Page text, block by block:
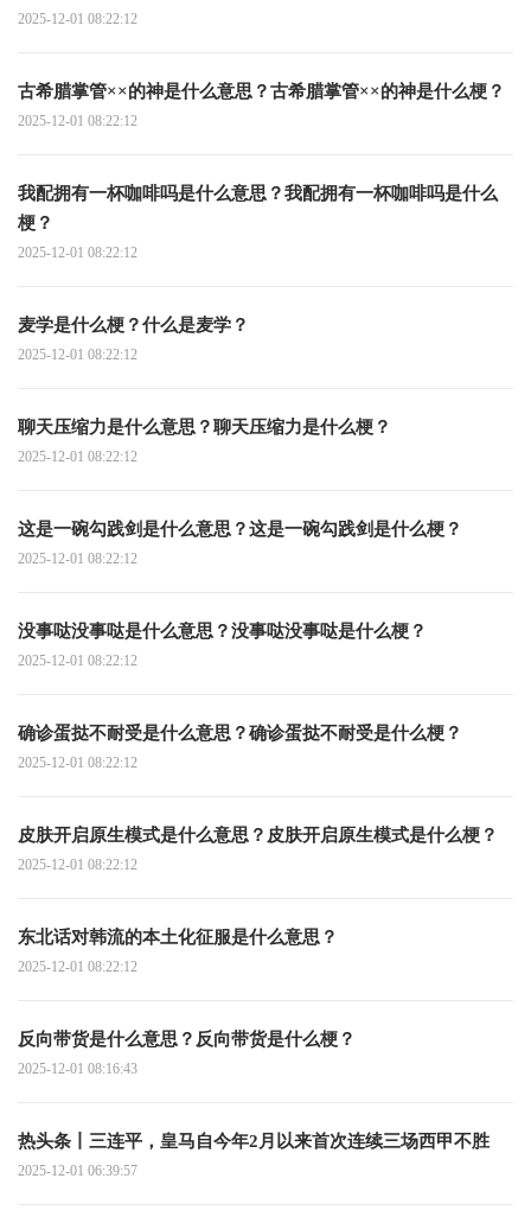
2025-12-01 08:22:12
古希腊掌管××的神是什么意思？‌古希腊掌管××的神是什么梗？
2025-12-01 08:22:12
我配拥有一杯咖啡吗是什么意思？我配拥有一杯咖啡吗是什么
梗？
2025-12-01 08:22:12
麦学是什么梗？什么是麦学？
2025-12-01 08:22:12
聊天压缩力是什么意思？聊天压缩力是什么梗？
2025-12-01 08:22:12
‌‌这是一碗勾践剑是什么意思？‌‌这是一碗勾践剑是什么梗？
2025-12-01 08:22:12
没事哒没事哒是什么意思？‌没事哒没事哒是什么梗？
2025-12-01 08:22:12
确诊蛋挞不耐受是什么意思？确诊蛋挞不耐受是什么梗？
2025-12-01 08:22:12
皮肤开启原生模式是什么意思？皮肤开启原生模式是什么梗？
2025-12-01 08:22:12
东北话对韩流的本土化征服是什么意思？
2025-12-01 08:22:12
反向带货是什么意思？反向带货是什么梗？
2025-12-01 08:16:43
热头条丨三连平，皇马自今年2月以来首次连续三场西甲不胜
2025-12-01 06:39:57